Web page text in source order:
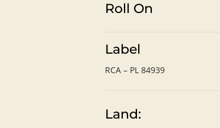
Roll On
Label
RCA – PL 84939
Land: